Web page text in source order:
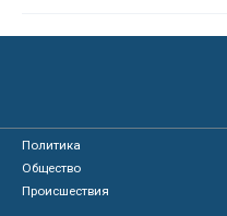
Политика
Общество
Происшествия